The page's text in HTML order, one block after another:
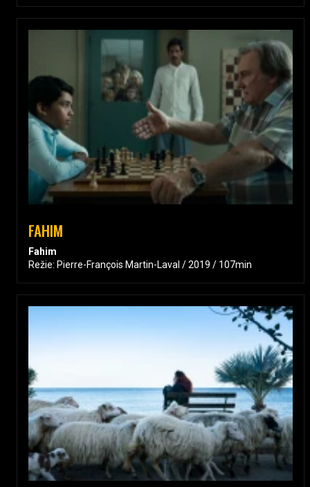
FAHIM
Fahim
Režie: Pierre-François Martin-Laval / 2019 / 107min